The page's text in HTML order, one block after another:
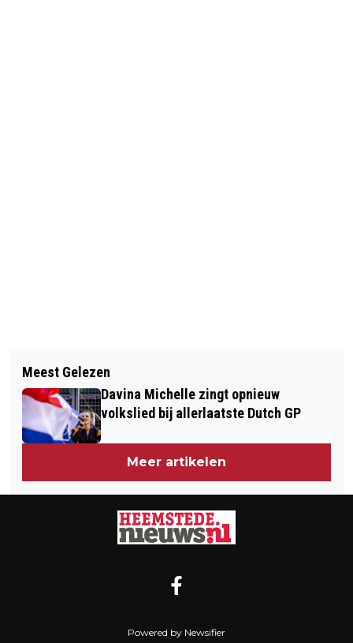
JONGEN BEROOFD OP CRUQUIUSWEG
HEEMSTEDE
LENTEBLOEI OP BOLLENVELDEN, OP
DE HEIDE, IN BOSSEN EN DUINEN
Meest Gelezen
Davina Michelle zingt opnieuw
volkslied bij allerlaatste Dutch GP
Meer artikelen
Powered by Newsifier